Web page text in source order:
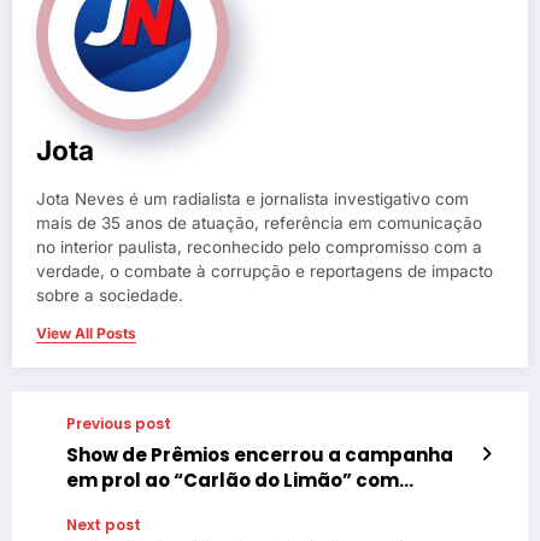
Jota
Jota Neves é um radialista e jornalista investigativo com
mais de 35 anos de atuação, referência em comunicação
no interior paulista, reconhecido pelo compromisso com a
verdade, o combate à corrupção e reportagens de impacto
sobre a sociedade.
View All Posts
Previous post
Show de Prêmios encerrou a campanha
em prol ao “Carlão do Limão” com
Next post